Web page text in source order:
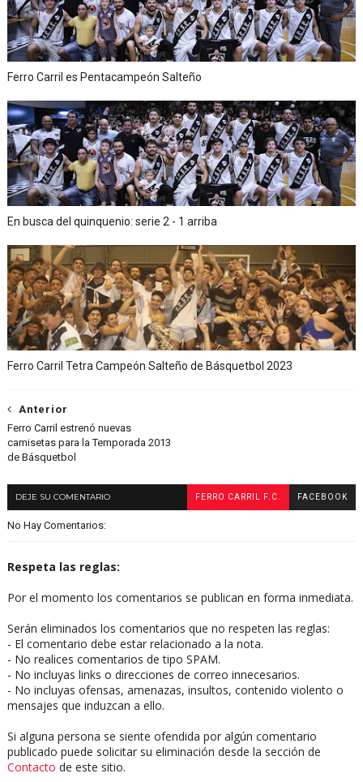
Ferro Carril es Pentacampeón Salteño
En busca del quinquenio: serie 2 - 1 arriba
Ferro Carril Tetra Campeón Salteño de Básquetbol 2023
Anterior
Ferro Carril estrenó nuevas
camisetas para la Temporada 2013
de Básquetbol
DEJE SU COMENTARIO FERRO CARRIL F.C. FACEBOOK
No Hay Comentarios:
Respeta las reglas:
Por el momento los comentarios se publican en forma inmediata.
Serán eliminados los comentarios que no respeten las reglas:
- El comentario debe estar relacionado a la nota.
- No realices comentarios de tipo SPAM.
- No incluyas links o direcciones de correo innecesarios.
- No incluyas ofensas, amenazas, insultos, contenido violento o
mensajes que induzcan a ello.
Si alguna persona se siente ofendida por algún comentario
publicado puede solicitar su eliminación desde la sección de
Contacto de este sitio.